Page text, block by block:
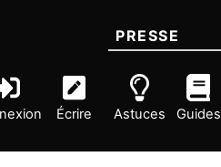
Écrire
PRESSE
Astuces Guides